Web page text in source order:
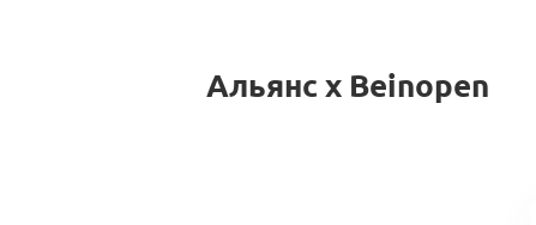
Альянс x Beinopen